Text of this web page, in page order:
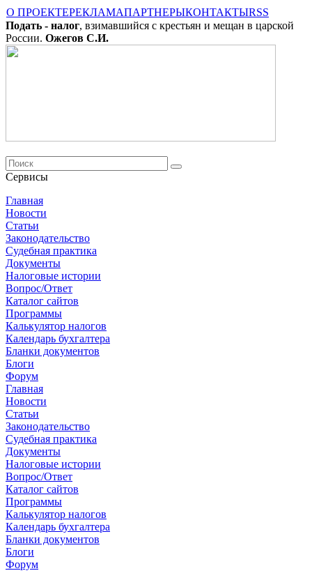
О ПРОЕКТЕРЕКЛАМАПАРТНЕРЫКОНТАКТЫRSS
Подать - налог, взимавшийся с крестьян и мещан в царской
России. Ожегов С.И.
Сервисы
Главная
Новости
Cтатьи
Законодательство
Судебная практика
Документы
Налоговые истории
Вопрос/Ответ
Каталог сайтов
Программы
Калькулятор налогов
Календарь бухгалтера
Бланки документов
Блоги
Форум
Главная
Новости
Cтатьи
Законодательство
Судебная практика
Документы
Налоговые истории
Вопрос/Ответ
Каталог сайтов
Программы
Калькулятор налогов
Календарь бухгалтера
Бланки документов
Блоги
Форум